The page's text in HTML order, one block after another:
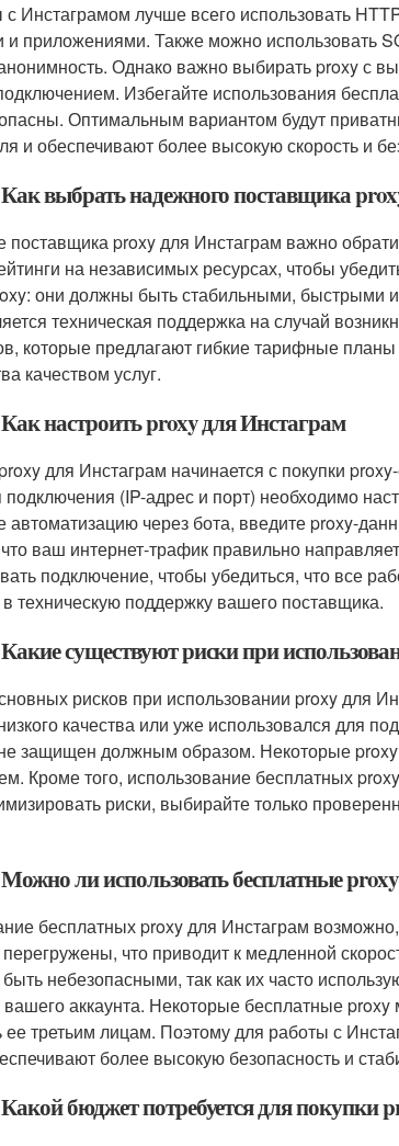
Инстаграмом лучше всего использовать
и приложениями. Также можно использовать
Однако важно выбирать proxy с
Избегайте использования
Оптимальным вариантом будут
и обеспечивают более высокую скорость и
выбрать надежного поставщика
proxy для Инстаграм важно
на независимых ресурсах, чтобы
они должны быть стабильными, быстрыми
техническая поддержка на случай
которые предлагают гибкие тарифные
качеством услуг.
настроить proxy для Инстаграм
для Инстаграм начинается с покупки
(IP-адрес и порт) необходимо
автоматизацию через бота, введите proxy-
ваш интернет-трафик правильно
подключение, чтобы убедиться, что все
в техническую поддержку вашего поставщика.
существуют риски при
рисков при использовании proxy для
качества или уже использовался для
защищен должным образом. Некоторые
Кроме того, использование бесплатных
риски, выбирайте только
ли использовать бесплатные
бесплатных proxy для Инстаграм
что приводит к медленной
небезопасными, так как их часто
вашего аккаунта. Некоторые бесплатные
ее третьим лицам. Поэтому для работы с
более высокую безопасность и
бюджет потребуется для покупки